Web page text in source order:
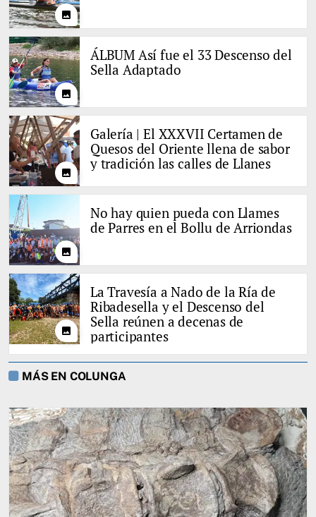
photo
photo
ÁLBUM Así fue el 33 Descenso del
Sella Adaptado
photo
Galería | El XXXVII Certamen de
Quesos del Oriente llena de sabor
y tradición las calles de Llanes
photo
No hay quien pueda con Llames
de Parres en el Bollu de Arriondas
photo
La Travesía a Nado de la Ría de
Ribadesella y el Descenso del
Sella reúnen a decenas de
participantes
MÁS EN COLUNGA